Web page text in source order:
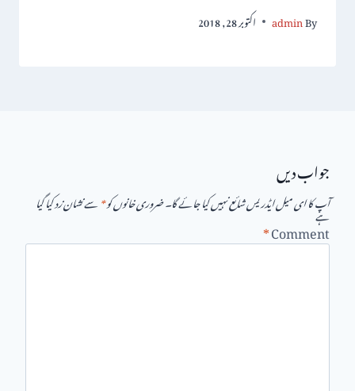
By
admin اکتوبر 28, 2018
جواب دیں
آپ کا ای میل ایڈریس شائع نہیں کیا جائے گا۔ضروری خانوں کو*سے نشان زد کیا گیا ہے
Comment
*